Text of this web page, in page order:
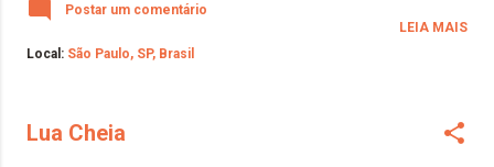
Postar um comentário
Local: São Paulo, SP, Brasil
LEIA MAIS
Lua Cheia